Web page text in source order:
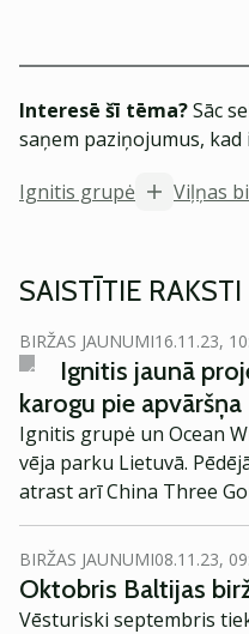
Interesē šī tēma?Sāc
saņem paziņojumus,
Ignitis grupė
Viļņas
SAISTĪTIE RAKSTI
BIRŽAS JAUNUMI16.11.23,
Ignitis jaunā
karogu pie apvāršņa
Ignitis grupė un Ocean
vēja parku Lietuvā.
atrast arī China Three
uzņēmumu, kas pieder
Lietuvas uzņēmuma
nekas jauns un nav
drošībai.
BIRŽAS JAUNUMI08.11.23,
Oktobris Baltijas
Vēsturiski septembris